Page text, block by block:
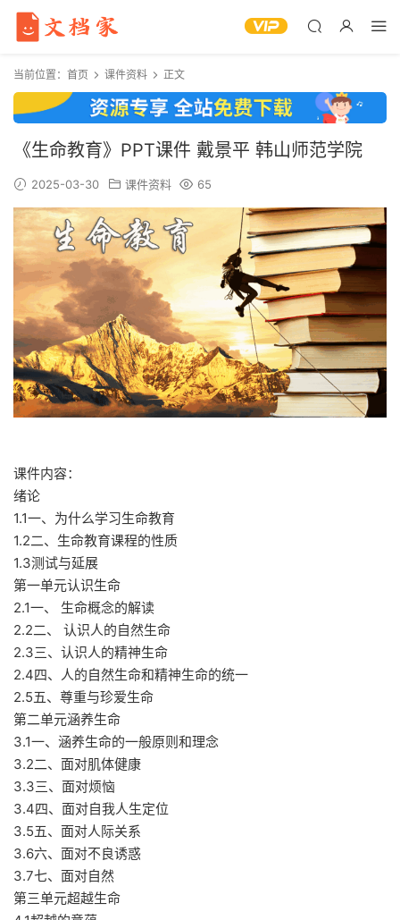
当前位置： 首页 课件资料 正文
《生命教育》PPT课件 戴景平 韩山师范学院
2025-03-30 课件资料 65
课件内容：
绪论
1.1一、为什么学习生命教育
1.2二、生命教育课程的性质
1.3测试与延展
第一单元认识生命
2.1一、 生命概念的解读
2.2二、 认识人的自然生命
2.3三、认识人的精神生命
2.4四、人的自然生命和精神生命的统一
2.5五、尊重与珍爱生命
第二单元涵养生命
3.1一、涵养生命的一般原则和理念
3.2二、面对肌体健康
3.3三、面对烦恼
3.4四、面对自我人生定位
3.5五、面对人际关系
3.6六、面对不良诱惑
3.7七、面对自然
第三单元超越生命